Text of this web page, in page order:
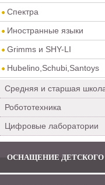
Спектра
Иностранные языки
Grimms и SHY-LI
Hubelino,Schubi,Santoys
Средняя и старшая
Робототехника
Цифровые лаборатории
ОСНАЩЕНИЕ ДЕТСКОГО